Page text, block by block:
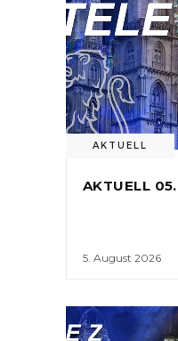
AKTUELL
AKTUELL
5. August 2026